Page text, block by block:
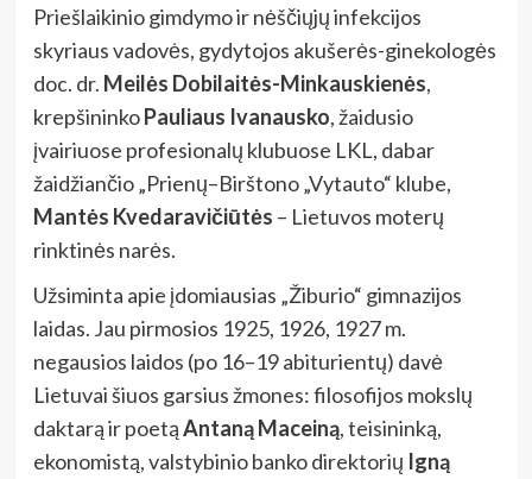
Priešlaikinio gimdymo ir nėščiųjų infekcijos
skyriaus vadovės, gydytojos akušerės-ginekologės
doc. dr. Meilės Dobilaitės-Minkauskienės,
krepšininkoPauliaus Ivanausko, žaidusio
įvairiuose profesionalų klubuose LKL, dabar
žaidžiančio „Prienų–Birštono „Vytauto“ klube,
Mantės Kvedaravičiūtės – Lietuvos moterų
rinktinės narės.
Užsiminta apie įdomiausias „Žiburio“ gimnazijos
laidas. Jau pirmosios 1925, 1926, 1927 m.
negausios laidos (po 16–19 abiturientų) davė
Lietuvai šiuos garsius žmones: filosofijos mokslų
daktarą ir poetąAntaną Maceiną, teisininką,
ekonomistą, valstybinio banko direktorių Igną